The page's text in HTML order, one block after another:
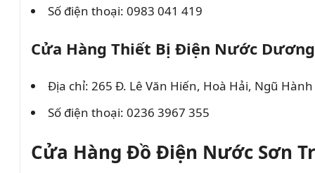
Số điện thoại: 0983 041 419
Cửa Hàng Thiết Bị Điện Nước
Địa chỉ: 265 Đ. Lê Văn Hiến, Hoà Hải, Ngũ
Số điện thoại: 0236 3967 355
Cửa Hàng Đồ Điện Nước Sơn